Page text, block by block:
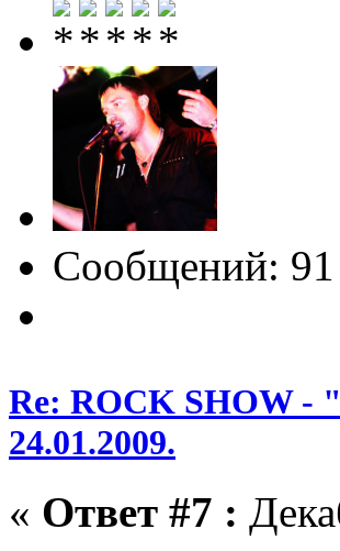
Сообщений: 91
Re: ROCK SHOW -
24.01.2009.
« Ответ #7 :